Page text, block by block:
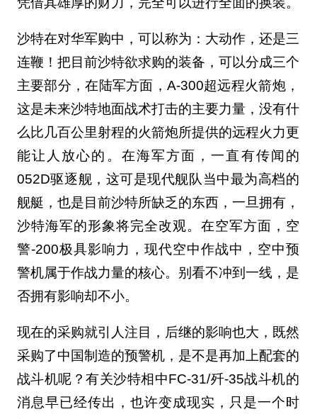
沙特在对华军购中，可以称为：大动作，还是三
连鞭！把目前沙特欲求购的装备，可以分成三个
主要部分，在陆军方面，A-300超远程火箭炮，
这是未来沙特地面战术打击的主要力量，没有什
么比几百公里射程的火箭炮所提供的远程火力更
能让人放心的。在海军方面，一直有传闻的
052D驱逐舰，这可是现代舰队当中最为高档的
舰艇，也是目前沙特所缺乏的东西，一旦拥有，
沙特海军的形象将完全改观。在空军方面，空
警-200极具影响力，现代空中作战中，空中预
警机属于作战力量的核心。别看不冲到一线，是
否拥有影响却不小。
现在的采购就引人注目，后继的影响也大，既然
采购了中国制造的预警机，是不是再加上配套的
战斗机呢？有关沙特相中FC-31/歼-35战斗机的
消息早已经传出，也许变成现实，只是一个时